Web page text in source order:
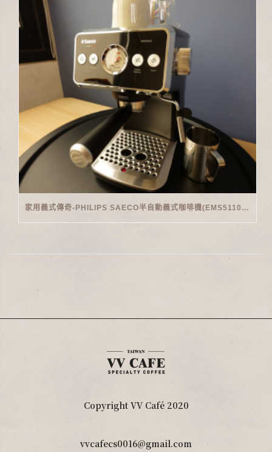
家用義式傳奇-PHILIPS SAECO半自動義式咖啡機(EMS5110)開箱
Copyright VV Café 2020
vvcafecs0016@gmail.com